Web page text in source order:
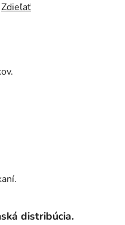
Zdieľať
distribúcia.